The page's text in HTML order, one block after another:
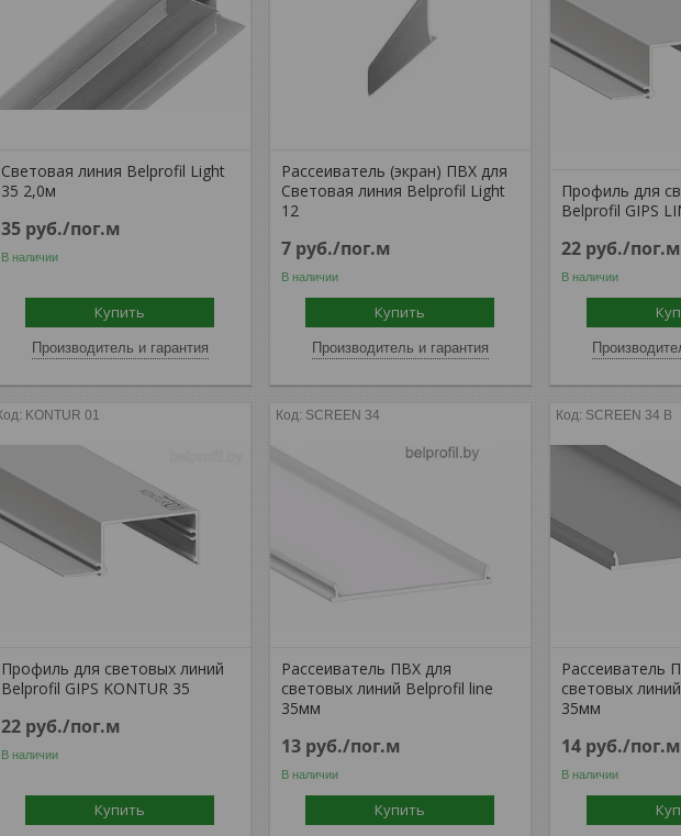
Световая линия Belprofil Light
35 2,0м
35 руб./пог.м
В наличии
Купить
Производитель и гарантия
Рассеиватель (экран) ПВХ для
Световая линия Belprofil Light
12
7 руб./пог.м
В наличии
Купить
Производитель и гарантия
Профиль для
Belprofil GIPS
22 руб./пог.м
В наличии
KONTUR 01
Профиль для световых линий
Belprofil GIPS KONTUR 35
22 руб./пог.м
В наличии
Купить
SCREEN 34
Рассеиватель ПВХ для
световых линий Belprofil line
35мм
13 руб./пог.м
В наличии
Купить
SCREEN 34 B
Рассеиватель
световых
35мм
14 руб./пог.м
В наличии